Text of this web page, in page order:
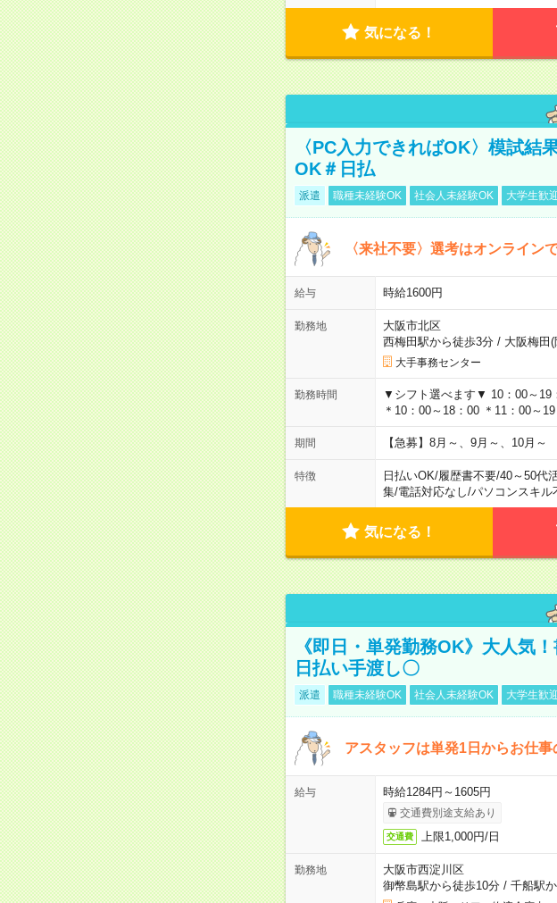
気になる！
〈PC入力できればOK〉模試結
OK＃日払
派遣 職種未経験OK 社会人未経験OK 大学生歓
〈来社不要〉選考はオンライン
給与 時給1600円
勤務地
大阪市北区
西梅田駅から徒歩3分/ 大阪梅田
大手事務センター
勤務時間
▼シフト選べます▼ 10：00～19
＊10：00～18：00 ＊11：00～
期間 【急募】8月～、9月～、10月
特徴 日払いOK/履歴書不要/40～50代
集/電話対応なし/パソコンスキル
気になる！
《即日・単発勤務OK》大人気
日払い手渡し〇
派遣 職種未経験OK 社会人未経験OK 大学生歓
アスタッフは単発1日からお仕
給与 時給1284円～1605円
交通費別途支給あり
交通費 上限1,000円/日
勤務地
大阪市西淀川区
御幣島駅から徒歩10分/ 千船駅